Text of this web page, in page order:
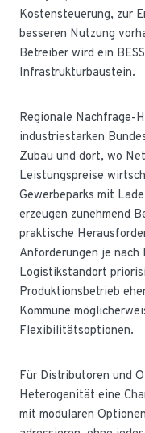
Kostensteuerung, zur
besseren Nutzung
Betreiber wird ein
Infrastrukturbaustein.
Regionale Nachfrage-
industriestarken
Zubau und dort, wo
Leistungspreise
Gewerbeparks mit
erzeugen zunehmend
praktische
Anforderungen je
Logistikstandort
Produktionsbetrieb
Kommune
Flexibilitätsoptionen.
Für Distributoren und
Heterogenität eine
mit modularen